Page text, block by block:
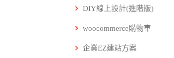
DIY線上設計(進階版)
woocommerce購物車
企業EZ建站方案